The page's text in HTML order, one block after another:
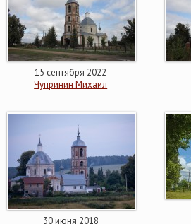
15 сентября 2022
Чупринин Михаил
30 июня 2018